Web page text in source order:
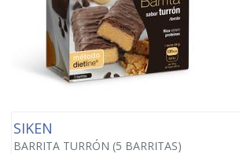
SIKEN
BARRITA TURRÓN (5 BARRITAS)